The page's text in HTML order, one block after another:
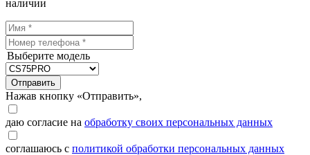
наличии
Выберите модель
Отправить
Нажав кнопку «Отправить»,
даю согласие на обработку своих персональных данных
соглашаюсь с политикой обработки персональных данных